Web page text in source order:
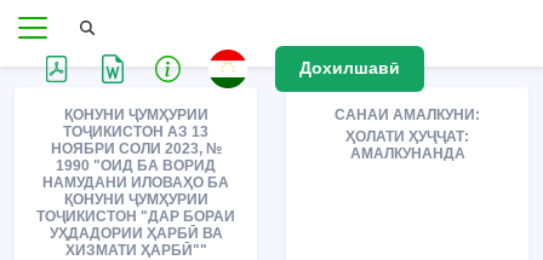
Дохилшавӣ
ҚОНУНИ ҶУМҲУРИИ
ТОҶИКИСТОН АЗ 13
НОЯБРИ СОЛИ 2023, №
1990 "ОИД БА ВОРИД
НАМУДАНИ ИЛОВАҲО БА
ҚОНУНИ ҶУМҲУРИИ
ТОҶИКИСТОН "ДАР БОРАИ
УҲДАДОРИИ ҲАРБӢ ВА
ХИЗМАТИ ҲАРБӢ""
САНАИ АМАЛКУНИ:
ҲОЛАТИ ҲУҶҶАТ:
АМАЛКУНАНДА